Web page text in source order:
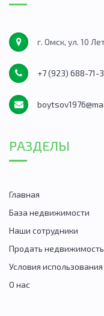
г. Омск, ул. 10
+7 (923) 688-71-
РАЗДЕЛЫ
Главная
База недвижимости
Наши сотрудники
Продать недвижимость
Условия использования
О нас